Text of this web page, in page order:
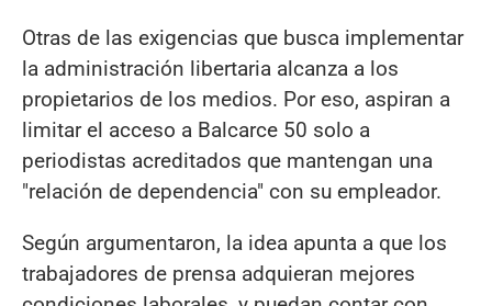
Otras de las exigencias que busca implementar
la administración libertaria alcanza a los
propietarios de los medios. Por eso, aspiran a
limitar el acceso a Balcarce 50 solo a
periodistas acreditados que mantengan una
"relación de dependencia" con su empleador.
Según argumentaron, la idea apunta a que los
trabajadores de prensa adquieran mejores